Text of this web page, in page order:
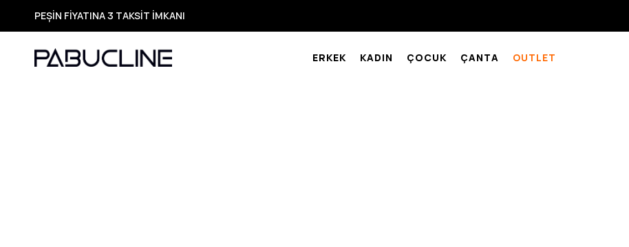
TÜM ÜRÜNLERDE ÜCRETSİZ KARGO
Yeni Sezon Ürünlerde Özel Fırsatlar
Seçili Ürünlerde Hızlı Teslimat
ERKEK KADIN ÇOCUK ÇANTA OUTLET